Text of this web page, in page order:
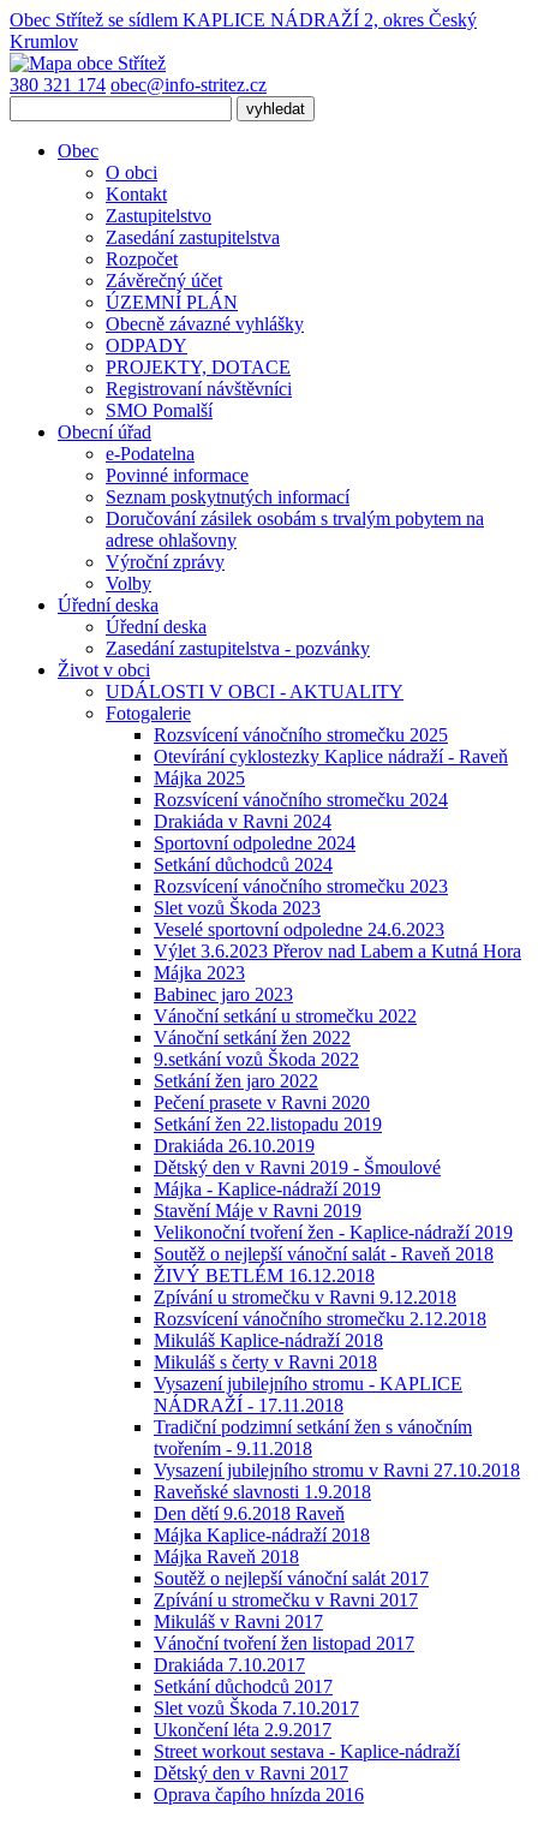
Obec Střítež se sídlem KAPLICE NÁDRAŽÍ 2, okres Český
Krumlov
380 321 174 obec@info-stritez.cz
Obec
O obci
Kontakt
Zastupitelstvo
Zasedání zastupitelstva
Rozpočet
Závěrečný účet
ÚZEMNÍ PLÁN
Obecně závazné vyhlášky
ODPADY
PROJEKTY, DOTACE
Registrovaní návštěvníci
SMO Pomalší
Obecní úřad
e-Podatelna
Povinné informace
Seznam poskytnutých informací
Doručování zásilek osobám s trvalým pobytem na
adrese ohlašovny
Výroční zprávy
Volby
Úřední deska
Úřední deska
Zasedání zastupitelstva - pozvánky
Život v obci
UDÁLOSTI V OBCI - AKTUALITY
Fotogalerie
Rozsvícení vánočního stromečku 2025
Otevírání cyklostezky Kaplice nádraží - Raveň
Májka 2025
Rozsvícení vánočního stromečku 2024
Drakiáda v Ravni 2024
Sportovní odpoledne 2024
Setkání důchodců 2024
Rozsvícení vánočního stromečku 2023
Slet vozů Škoda 2023
Veselé sportovní odpoledne 24.6.2023
Výlet 3.6.2023 Přerov nad Labem a Kutná Hora
Májka 2023
Babinec jaro 2023
Vánoční setkání u stromečku 2022
Vánoční setkání žen 2022
9.setkání vozů Škoda 2022
Setkání žen jaro 2022
Pečení prasete v Ravni 2020
Setkání žen 22.listopadu 2019
Drakiáda 26.10.2019
Dětský den v Ravni 2019 - Šmoulové
Májka - Kaplice-nádraží 2019
Stavění Máje v Ravni 2019
Velikonoční tvoření žen - Kaplice-nádraží 2019
Soutěž o nejlepší vánoční salát - Raveň 2018
ŽIVÝ BETLÉM 16.12.2018
Zpívání u stromečku v Ravni 9.12.2018
Rozsvícení vánočního stromečku 2.12.2018
Mikuláš Kaplice-nádraží 2018
Mikuláš s čerty v Ravni 2018
Vysazení jubilejního stromu - KAPLICE
NÁDRAŽÍ - 17.11.2018
Tradiční podzimní setkání žen s vánočním
tvořením - 9.11.2018
Vysazení jubilejního stromu v Ravni 27.10.2018
Raveňské slavnosti 1.9.2018
Den dětí 9.6.2018 Raveň
Májka Kaplice-nádraží 2018
Májka Raveň 2018
Soutěž o nejlepší vánoční salát 2017
Zpívání u stromečku v Ravni 2017
Mikuláš v Ravni 2017
Vánoční tvoření žen listopad 2017
Drakiáda 7.10.2017
Setkání důchodců 2017
Slet vozů Škoda 7.10.2017
Ukončení léta 2.9.2017
Street workout sestava - Kaplice-nádraží
Dětský den v Ravni 2017
Oprava čapího hnízda 2016